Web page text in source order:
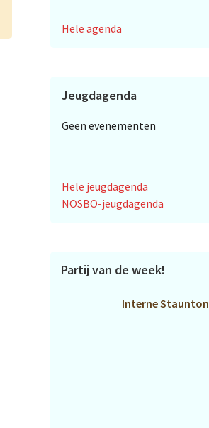
Hele agenda
Jeugdagenda
Geen evenementen
Hele jeugdagenda
NOSBO-jeugdagenda
Partij van de week!
Interne Staunton